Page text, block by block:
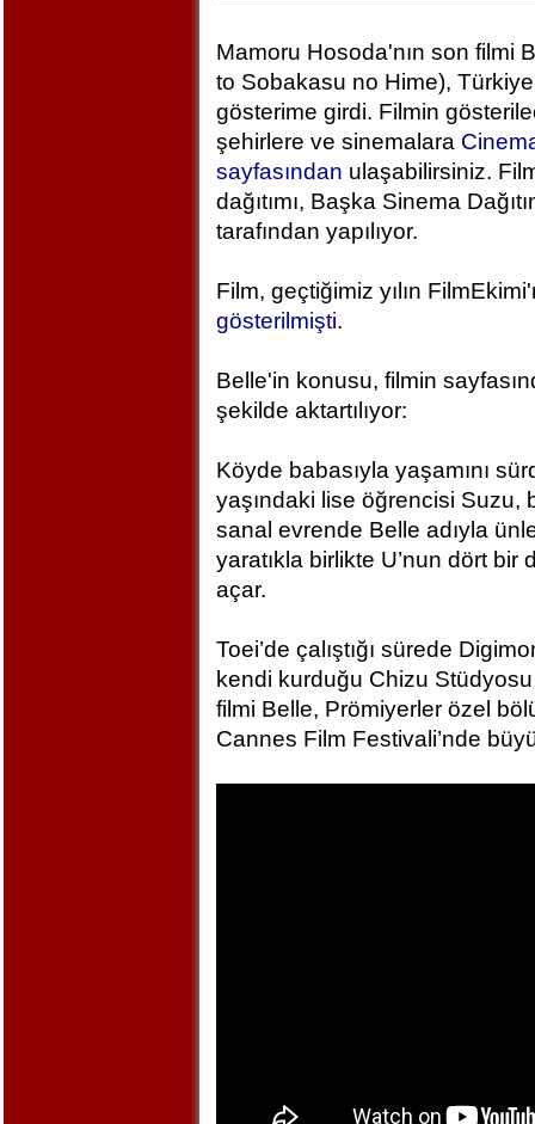
Mamoru Hosoda'nın son filmi
to Sobakasu no Hime),
gösterime girdi. Filmin
şehirlere ve sinemalara
sayfasından ulaşabilirsiniz.
dağıtımı, Başka Sinema
tarafından yapılıyor.
Film, geçtiğimiz yılın
gösterilmişti.
Belle'in konusu, filmin
şekilde aktartılıyor:
Köyde babasıyla yaşamını
yaşındaki lise öğrencisi Suzu,
sanal evrende Belle adıyla
yaratıkla birlikte U’nun dört
açar.
Toei’de çalıştığı sürede
kendi kurduğu Chizu
filmi Belle, Prömiyerler özel
Cannes Film Festivali’nde